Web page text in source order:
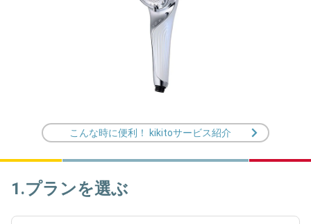
こんな時に便利！ kikitoサービス紹介
1.プランを選ぶ